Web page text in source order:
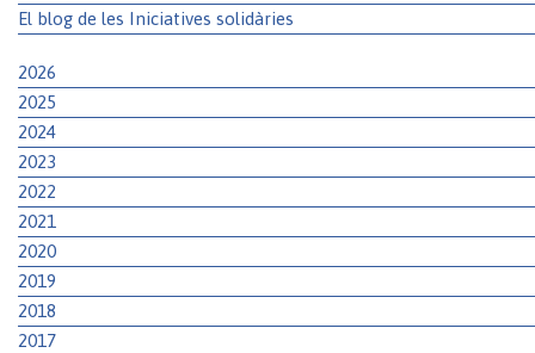
El blog de les Iniciatives solidàries
2026
2025
2024
2023
2022
2021
2020
2019
2018
2017